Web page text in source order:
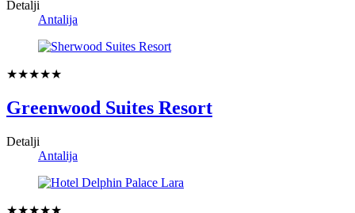
Detalji
Antalija
★★★★★
Greenwood Suites Resort
Detalji
Antalija
★★★★★